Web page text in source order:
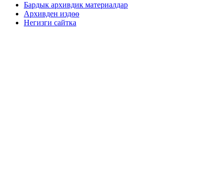
Бардык архивдик материалдар
Архивден издөө
Негизги сайтка